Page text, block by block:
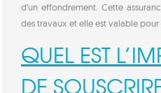
d’un effondrement. Cette
des travaux et elle est valable pour
QUEL EST
DE